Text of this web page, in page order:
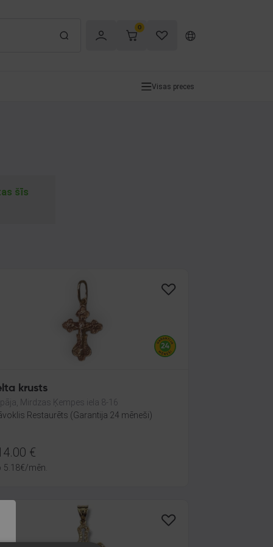
0
Visas preces
šīs
krusts
Mirdzas Ķempes iela 8-16
Restaurēts (Garantija 24 mēneši)
€
5.18€/mēn.